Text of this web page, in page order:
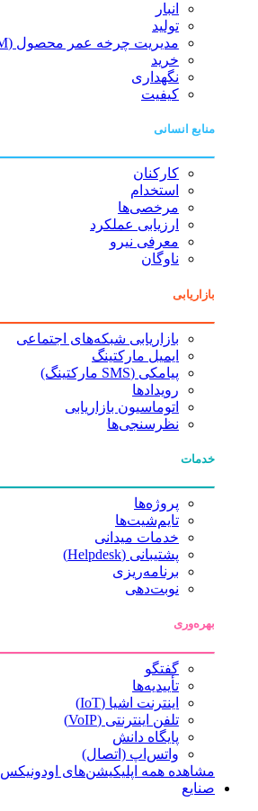
انبار
تولید
مدیریت چرخه عمر محصول (PLM)
خرید
نگهداری
کیفیت
منابع انسانی
کارکنان
استخدام
مرخصی‌ها
ارزیابی عملکرد
معرفی نیرو
ناوگان
بازاریابی
بازاریابی شبکه‌های اجتماعی
ایمیل مارکتینگ
پیامکی (SMS مارکتینگ)
رویدادها
اتوماسیون بازاریابی
نظرسنجی‌ها
خدمات
پروژه‌ها
تایم‌شیت‌ها
خدمات میدانی
پشتیبانی (Helpdesk)
برنامه‌ریزی
نوبت‌دهی
بهره‌وری
گفتگو
تأییدیه‌ها
اینترنت اشیا (IoT)
تلفن اینترنتی (VoIP)
پایگاه دانش
واتس‌اپ (اتصال)
مشاهده همه اپلیکیشن‌های اودونیکس
صنایع